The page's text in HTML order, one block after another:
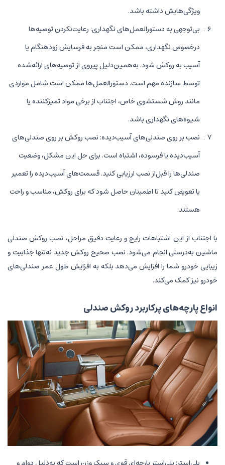
ویژگی‌هایش داشته باشد.
بی‌توجهی به دستورالعمل‌های نگهداری: رعایت‌نکردن توصیه‌ها
درخصوص نگهداری، ممکن است منجر به فرسایش زودهنگام یا
آسیب به روکش شود. به‌همین‌دلیل پیروی از توصیه‌های ارائه‌شده
توسط سازنده مهم است. دستورالعمل‌ها ممکن است شامل مواردی
مانند روش شستشوی خاص، اجتناب از برخی مواد تمیزکننده یا
شیوه‌های نگهداری باشد.
نصب بر روی صندلی‌های آسیب‌دیده: نصب روکش بر روی صندلی‌های
آسیب‌دیده یا فرسوده، اشتباه است. برای حل این مشکل، وضعیت
صندلی‌ها را قبل‌از نصب ارزیابی کنید. قسمت‌های آسیب‌دیده را تعمیر
یا تعویض کنید تا اطمینان حاصل شود که برای روکش، مناسب و راحت
هستند.
با اجتناب از این اشتباهات رایج و رعایت دقیق مراحل، نصب روکش صندلی
ماشین به‌درستی انجام می‌شود. نصب صحیح روکش جدید نه‌تنها جذابیت و
زیبایی خودرو شما را افزایش می‌دهد بلکه به افزایش طول عمر صندلی‌های
خودرو نیز کمک می‌کند.
انواع پارچه‌های پرکاربرد روکش صندلی